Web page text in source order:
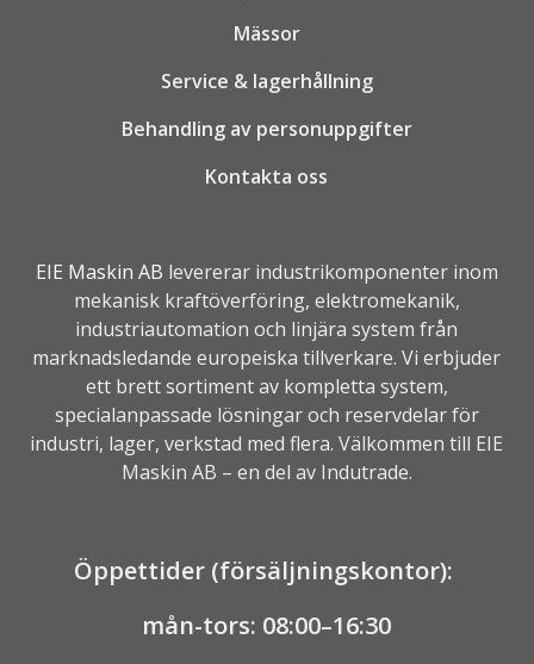
Mässor
Service & lagerhållning
Behandling av personuppgifter
Kontakta oss
EIE Maskin AB levererar industrikomponenter inom
mekanisk kraftöverföring, elektromekanik,
industriautomation och linjära system från
marknadsledande europeiska tillverkare. Vi erbjuder
ett brett sortiment av kompletta system,
specialanpassade lösningar och reservdelar för
industri, lager, verkstad med flera. Välkommen till EIE
Maskin AB – en del av Indutrade.
Öppettider (försäljningskontor):
mån-tors: 08:00–16:30